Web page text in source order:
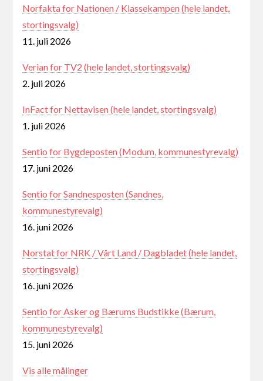
Norfakta for Nationen / Klassekampen (hele landet,
stortingsvalg)
11. juli 2026
Verian for TV2 (hele landet, stortingsvalg)
2. juli 2026
InFact for Nettavisen (hele landet, stortingsvalg)
1. juli 2026
Sentio for Bygdeposten (Modum, kommunestyrevalg)
17. juni 2026
Sentio for Sandnesposten (Sandnes,
kommunestyrevalg)
16. juni 2026
Norstat for NRK / Vårt Land / Dagbladet (hele landet,
stortingsvalg)
16. juni 2026
Sentio for Asker og Bærums Budstikke (Bærum,
kommunestyrevalg)
15. juni 2026
Vis alle målinger